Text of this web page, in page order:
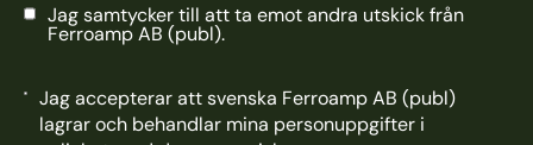
Jag samtycker till att ta emot andra utskick från
Ferroamp AB (publ).
Jag accepterar att svenska Ferroamp AB (publ)
lagrar och behandlar mina personuppgifter i